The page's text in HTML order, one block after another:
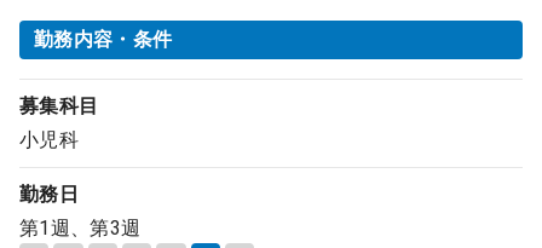
勤務内容・条件
募集科目
小児科
勤務日
第1週、第3週